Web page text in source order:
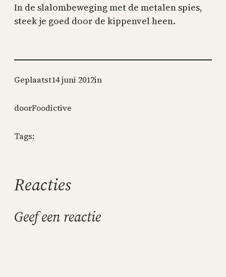
In de slalombeweging met de metalen spies,
steek je goed door de kippenvel heen.
Geplaatst14 juni 2012in
doorFoodictive
Tags:
Reacties
Geef een reactie